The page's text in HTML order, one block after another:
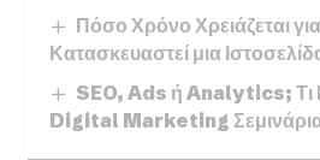
Πόσο Χρόνο Χρειάζεται
Κατασκευαστεί μια
SEO, Ads ή Analytics; Τι
Digital Marketing